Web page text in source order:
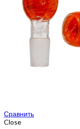
Сравнить
Close